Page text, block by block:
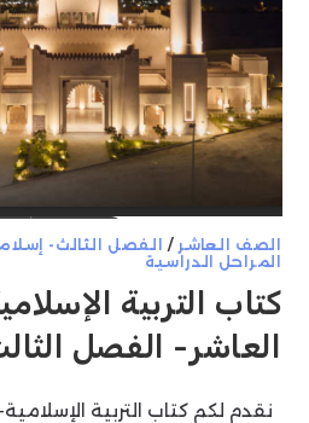
الصف العاشر / الفصل الثالث-
المراحل الدراسية
كتاب التربية
العاشر- الفصل
نقدم لكم كتاب التربية